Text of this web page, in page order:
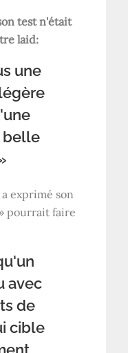
test n'était
laid:
une
belle
exprimé son
pourrait faire
avec
de
cible